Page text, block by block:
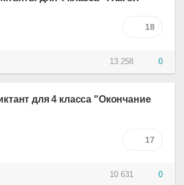
18
13 258 0
для 4 класса "Окончание
17
10 631 0